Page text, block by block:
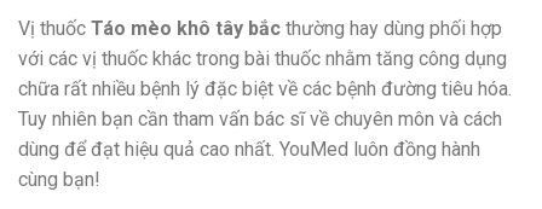
Vị thuốc Táo mèo khô tây bắc thường hay dùng phối hợp
với các vị thuốc khác trong bài thuốc nhằm tăng công dụng
chữa rất nhiều bệnh lý đặc biệt về các bệnh đường tiêu hóa.
Tuy nhiên bạn cần tham vấn bác sĩ về chuyên môn và cách
dùng để đạt hiệu quả cao nhất. YouMed luôn đồng hành
cùng bạn!